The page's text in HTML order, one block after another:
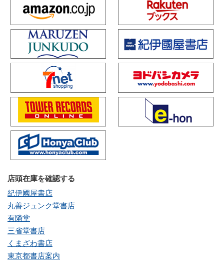
店頭在庫を確認する
紀伊國屋書店
丸善ジュンク堂書店
有隣堂
三省堂書店
くまざわ書店
東京都書店案内